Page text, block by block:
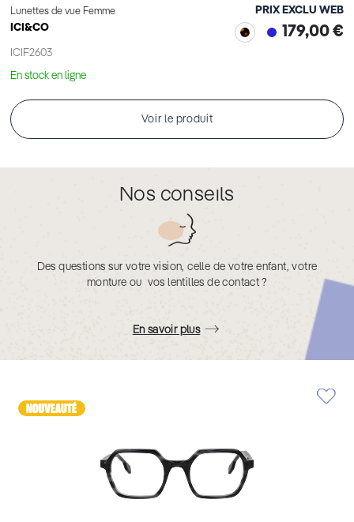
Lunettes de vue Femme
ICI&CO
ICIF2603
PRIX EXCLU WEB
179,00 €
En stock en ligne
Voir le produit
Nos conseils
Des questions sur votre vision, celle de votre enfant, votre
monture ou vos lentilles de contact ?
En savoir plus